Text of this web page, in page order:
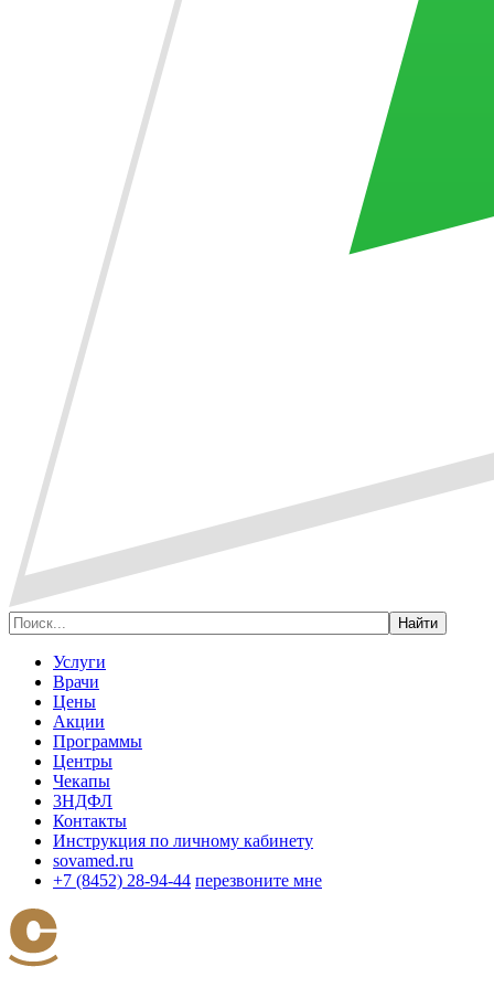
Услуги
Врачи
Цены
Акции
Программы
Центры
Чекапы
3НДФЛ
Контакты
Инструкция по личному кабинету
sovamed.ru
+7 (8452) 28-94-44 перезвоните мне